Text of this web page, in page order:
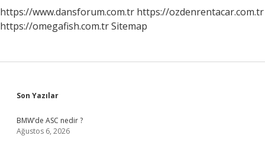
https://www.dansforum.com.tr https://ozdenrentacar.com.tr
https://omegafish.com.trSitemap
Sidebar
Son Yazılar
BMW’de ASC nedir ?
Ağustos 6, 2026